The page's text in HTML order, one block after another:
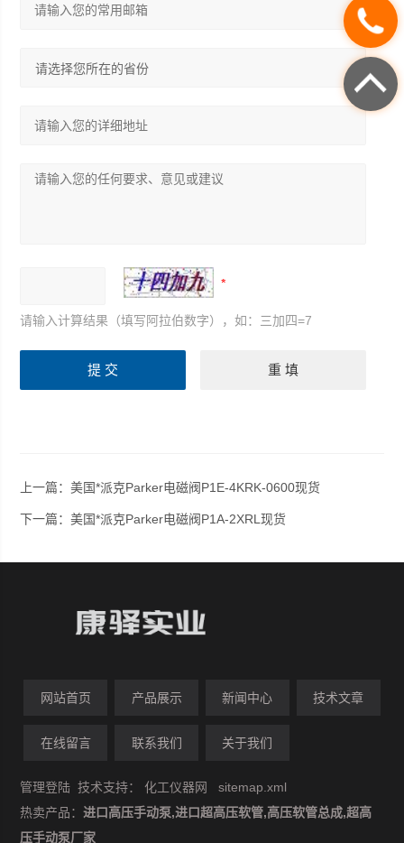
请输入计算结果（填写阿拉伯数字），如：三加四=7
上一篇：美国*派克Parker电磁阀P1E-4KRK-0600现货
下一篇：美国*派克Parker电磁阀P1A-2XRL现货
网站首页 产品展示 新闻中心 技术文章
在线留言 联系我们 关于我们
管理登陆 技术支持：化工仪器网
sitemap.xml
热卖产品：进口高压手动泵,进口超高压软管,高压软管总成,超高
压手动泵厂家